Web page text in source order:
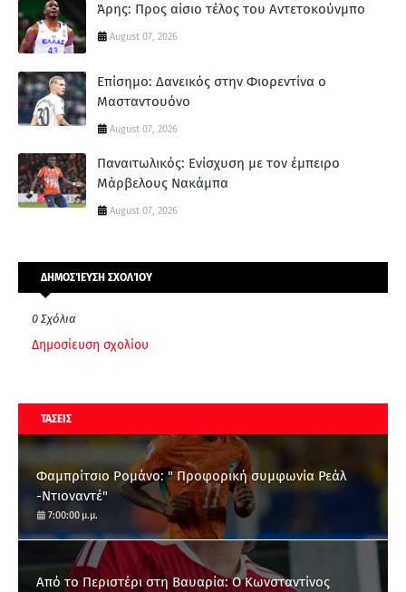
Άρης: Προς αίσιο τέλος του Αντετοκούνμπο
August 07, 2026
Επίσημο: Δανεικός στην Φιορεντίνα ο
Μασταντουόνο
August 07, 2026
Παναιτωλικός: Ενίσχυση με τον έμπειρο
Μάρβελους Νακάμπα
August 07, 2026
ΔΗΜΟΣΊΕΥΣΗ ΣΧΟΛΊΟΥ
0 Σχόλια
Δημοσίευση σχολίου
ΤΑΣΕΙΣ
Φαμπρίτσιο Ρομάνο: " Προφορική συμφωνία Ρεάλ
-Ντιοναντέ"
7:00:00 μ.μ.
Από το Περιστέρι στη Βαυαρία: O Κωνσταντίνος